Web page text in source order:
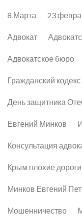
8 Марта 23
Адвокат
Адвокатское бюро
Гражданский кодекс
День защитника
Евгений Минков
Консультация
Крым плохие дороги
Минков Евгений
Мошенничество